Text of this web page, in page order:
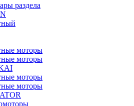
раздела
моторы
моторы
моторы
моторы